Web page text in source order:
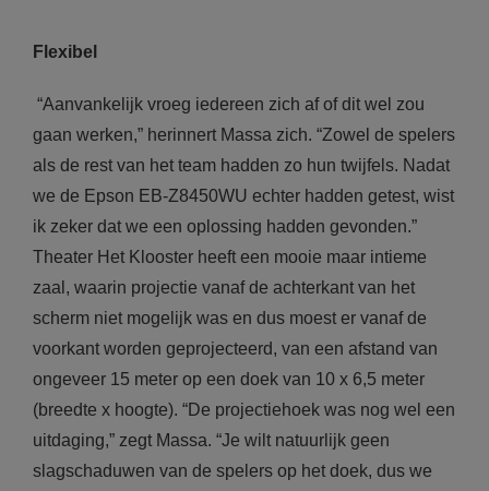
Flexibel
“Aanvankelijk vroeg iedereen zich af of dit wel zou
gaan werken,” herinnert Massa zich. “Zowel de spelers
als de rest van het team hadden zo hun twijfels. Nadat
we de Epson EB-Z8450WU echter hadden getest, wist
ik zeker dat we een oplossing hadden gevonden.”
Theater Het Klooster heeft een mooie maar intieme
zaal, waarin projectie vanaf de achterkant van het
scherm niet mogelijk was en dus moest er vanaf de
voorkant worden geprojecteerd, van een afstand van
ongeveer 15 meter op een doek van 10 x 6,5 meter
(breedte x hoogte). “De projectiehoek was nog wel een
uitdaging,” zegt Massa. “Je wilt natuurlijk geen
slagschaduwen van de spelers op het doek, dus we